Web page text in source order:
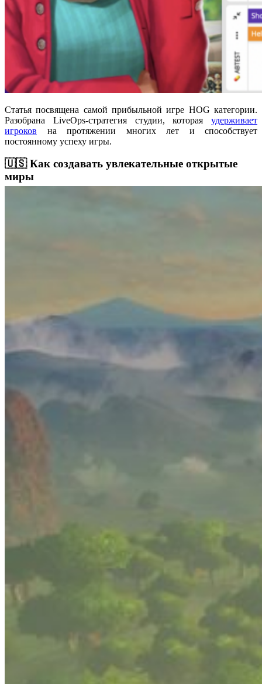
Статья посвящена самой прибыльной игре HOG категории.
Разобрана LiveOps-стратегия студии, которая удерживает
игроков на протяжении многих лет и способствует
постоянному успеху игры.
🇺🇸 Как создавать увлекательные открытые
миры